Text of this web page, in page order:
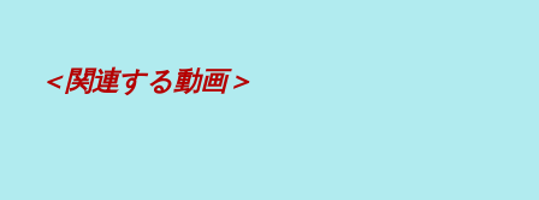
＜関連する動画＞